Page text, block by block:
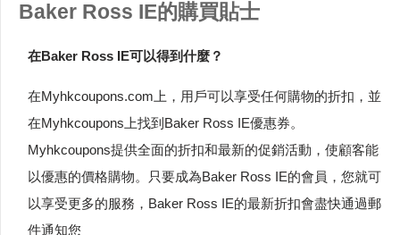
Baker Ross IE的購買貼士
在Baker Ross IE可以得到什麼？
在Myhkcoupons.com上，用戶可以享受任何購物的折扣，並
在Myhkcoupons上找到Baker Ross IE優惠券。
Myhkcoupons提供全面的折扣和最新的促銷活動，使顧客能
以優惠的價格購物。只要成為Baker Ross IE的會員，您就可
以享受更多的服務，Baker Ross IE的最新折扣會盡快通過郵
件通知您